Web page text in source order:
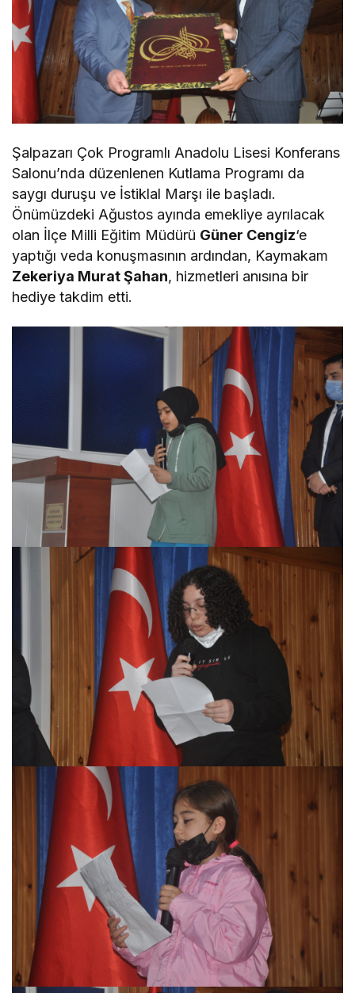
Şalpazarı Çok Programlı Anadolu Lisesi Konferans
Salonu’nda düzenlenen Kutlama Programı da
saygı duruşu ve İstiklal Marşı ile başladı.
Önümüzdeki Ağustos ayında emekliye ayrılacak
olan İlçe Milli Eğitim Müdürü Güner Cengiz‘e
yaptığı veda konuşmasının ardından, Kaymakam
Zekeriya Murat Şahan, hizmetleri anısına bir
hediye takdim etti.